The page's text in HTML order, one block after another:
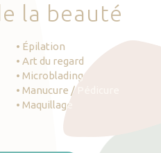
e la beauté
• Épilation
• Art du regard
• Microblading
• Manucure / Pédicure
• Maquillage